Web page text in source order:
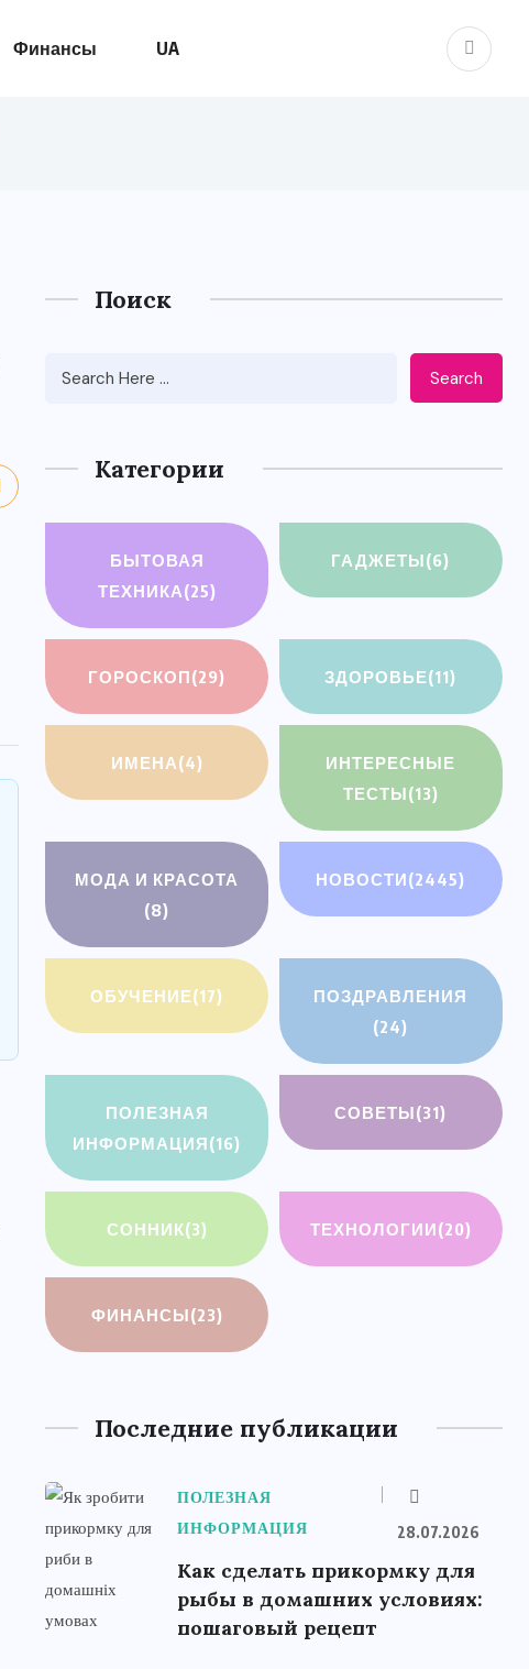
Финансы UA
Поиск
Search
Категории
БЫТОВАЯ
ТЕХНИКА(25)
ГАДЖЕТЫ(6)
ГОРОСКОП(29) ЗДОРОВЬЕ(11)
ИМЕНА(4)
ИНТЕРЕСНЫЕ
ТЕСТЫ(13)
МОДА И КРАСОТА
(8)
НОВОСТИ(2445)
ОБУЧЕНИЕ(17)
ПОЗДРАВЛЕНИЯ
(24)
ПОЛЕЗНАЯ
ИНФОРМАЦИЯ(16)
СОВЕТЫ(31)
СОННИК(3) ТЕХНОЛОГИИ(20)
ФИНАНСЫ(23)
Последние публикации
ПОЛЕЗНАЯ
ИНФОРМАЦИЯ
28.07.2026
Как сделать прикормку для
рыбы в домашних условиях:
пошаговый рецепт